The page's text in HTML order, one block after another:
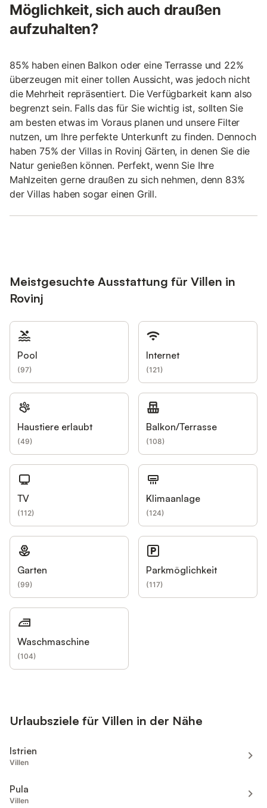
Möglichkeit, sich auch draußen
aufzuhalten?
85% haben einen Balkon oder eine Terrasse und 22%
überzeugen mit einer tollen Aussicht, was jedoch nicht
die Mehrheit repräsentiert. Die Verfügbarkeit kann also
begrenzt sein. Falls das für Sie wichtig ist, sollten Sie
am besten etwas im Voraus planen und unsere Filter
nutzen, um Ihre perfekte Unterkunft zu finden. Dennoch
haben 75% der Villas in Rovinj Gärten, in denen Sie die
Natur genießen können. Perfekt, wenn Sie Ihre
Mahlzeiten gerne draußen zu sich nehmen, denn 83%
der Villas haben sogar einen Grill.
Meistgesuchte Ausstattung für Villen in
Rovinj
Pool
(97)
Internet
(121)
Haustiere erlaubt
(49)
Balkon/Terrasse
(108)
TV
(112)
Klimaanlage
(124)
Garten
(99)
Parkmöglichkeit
(117)
Waschmaschine
(104)
Urlaubsziele für Villen in der Nähe
Istrien
Villen
Pula
Villen